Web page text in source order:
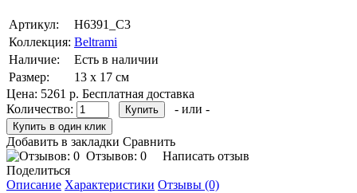
Артикул:
H6391_C3
Коллекция: Beltrami
Наличие:
Есть в наличии
Размер:
13 х 17 см
Цена: 5261 р. Бесплатная доставка
Количество:
- или -
Добавить в закладки Сравнить
Отзывов: 0
Написать отзыв
Поделиться
Описание Характеристики Отзывы (0)